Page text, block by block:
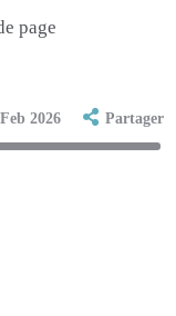
page
2026 Partager